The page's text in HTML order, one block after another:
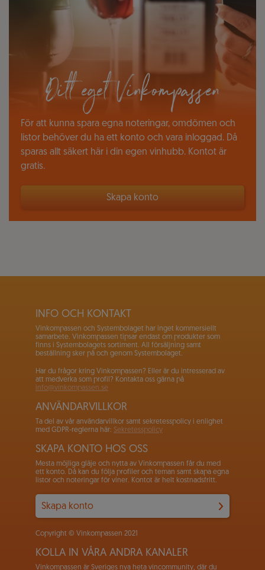
Ditt eget Vinkompassen
För att kunna spara egna noteringar, omdömen och
listor behöver du ha ett konto och vara inloggad. Då
sparas allt säkert här i din egen vinhubb. Kontot är
gratis.
Skapa konto
INFO OCH KONTAKT
Vinkompassen och Systembolaget har inget kommersiellt
samarbete. Vinkompassen tipsar endast om produkter som
finns i Systembolagets sortiment. All försäljning samt
beställning sker på och genom Systembolaget.
Har du frågor kring Vinkompassen? Eller är du intresserad av
att medverka som profil? Kontakta oss gärna på
info@vinkompassen.se
ANVÄNDARVILLKOR
Ta del av vår användarvillkor samt sekretesspolicy i enlighet
med GDPR-reglerna här: Sekretesspolicy
SKAPA KONTO HOS OSS
Mesta möjliga gläje och nytta av Vinkompassen får du med
ett konto. Då kan du följa profiler och teman samt skapa egna
listor och noteringar för viner. Kontot är helt kostnadsfritt.
Skapa konto
Copyright © Vinkompassen 2021
KOLLA IN VÅRA ANDRA KANALER
Vinkompassen är Sveriges nya heta vincommunity, där du